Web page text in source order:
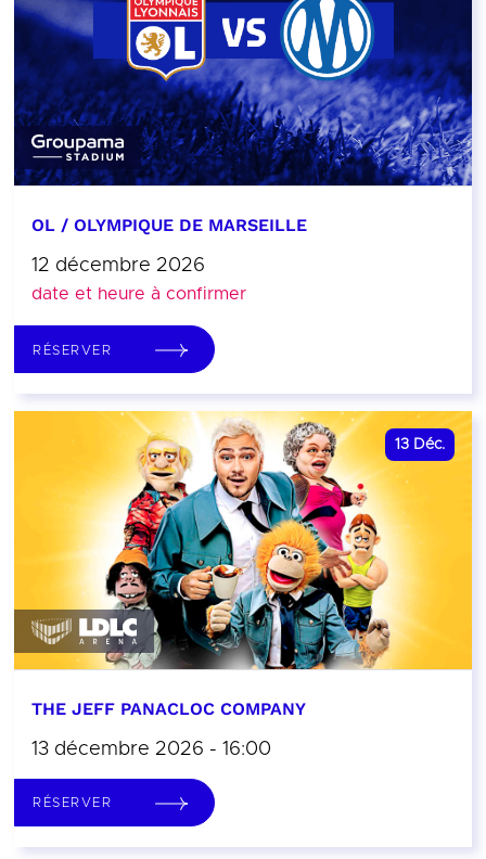
OL / OLYMPIQUE DE MARSEILLE
12 décembre 2026
date et heure à confirmer
RÉSERVER
13 Déc.
THE JEFF PANACLOC COMPANY
13 décembre 2026 - 16:00
RÉSERVER